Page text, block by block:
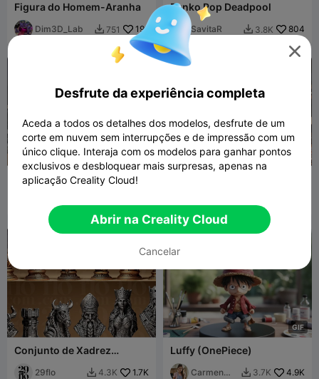
Figura do Homem-Aranha
Dim3D_Lab  751 191
Funko Pop Deadpool
SavitaR  3.8K 804
Darth Vader
Chan
Chan
Conjunto de Xadrez
29flo  4.3K 1.7K
GIF
Luffy (OnePiece)
Carmen
 3.7K 4.9K

Desfrute da experiência completa
Aceda a todos os detalhes dos modelos, desfrute de um
corte em nuvem sem interrupções e de impressão com um
único clique. Interaja com os modelos para ganhar pontos
exclusivos e desbloquear mais surpresas, apenas na
aplicação Creality Cloud!
Abrir na Creality Cloud
Cancelar